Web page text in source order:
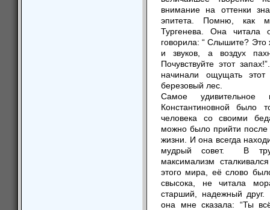
внимание на оттенки
эпитета. Помню, как
Тургенева. Она читала
говорила: “ Слышите?
и звуков, а воздух
Почувствуйте этот
начинали ощущать
березовый лес.
Самое
Константиновной было
человека со своими
можно было прийти после
жизни. И она всегда
мудрый совет. В
максимализм
этого мира, её слово
свысока, не читала
старший, надежный
она мне сказала: “Ты